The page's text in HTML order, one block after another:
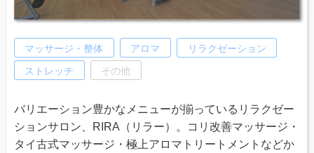
マッサージ・整体 アロマ リラクゼーション
ストレッチ その他
バリエーション豊かなメニューが揃っているリラクゼー
ションサロン、RIRA（リラー）。コリ改善マッサージ・
タイ古式マッサージ・極上アロマトリートメントなどか